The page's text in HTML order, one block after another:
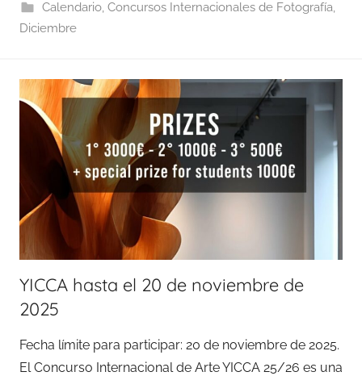
Calendario, Concursos Internacionales de Fotografía
Diciembre
YICCA hasta el 20 de noviembre de
2025
Fecha límite para participar: 20 de noviembre de 2025.
El Concurso Internacional de Arte YICCA 25/26 es una